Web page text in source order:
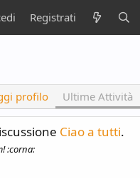
Registrati
profilo Ultime Attività
Ciao a tutti.
:corna: